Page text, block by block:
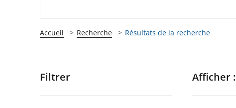
Accueil Recherche Résultats de la recherche
Passer
Filtrer Afficher :